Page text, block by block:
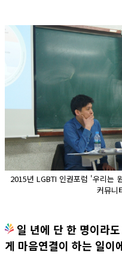
2015년 LGBTI 인권포럼 '우리는
커뮤니
일 년에 단 한 명이라
게 마음연결이 하는 일이